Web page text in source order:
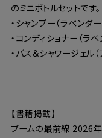
のミニボトルセットです。
・シャンプー（ラベン
・コンディショナー（
・バス＆シャワージェ
【書籍掲載】
ブームの最前線 2026